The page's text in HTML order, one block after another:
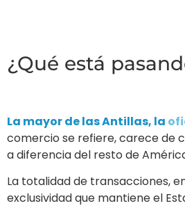
¿Qué está
La mayor de las Antillas, la
comercio se refiere, carece de
a diferencia del resto de
La totalidad de transacciones,
exclusividad que mantiene el